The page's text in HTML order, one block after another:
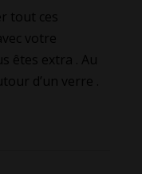
tout ces
votre
êtes extra . Au
d’un verre .